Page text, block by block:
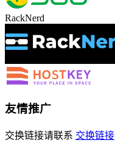
RackNerd
友情推广
交换链接请联系 交换链接